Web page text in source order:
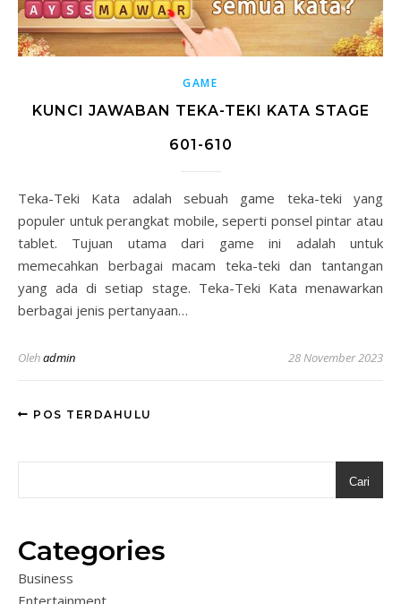
GAME
KUNCI JAWABAN TEKA-TEKI KATA STAGE
601-610
Teka-Teki Kata adalah sebuah game teka-teki yang
populer untuk perangkat mobile, seperti ponsel pintar atau
tablet. Tujuan utama dari game ini adalah untuk
memecahkan berbagai macam teka-teki dan tantangan
yang ada di setiap stage. Teka-Teki Kata menawarkan
berbagai jenis pertanyaan…
Olehadmin 28 November 2023
POS TERDAHULU
Cari
Categories
Business
Entertainment